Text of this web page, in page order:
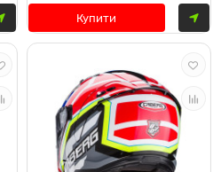
Купити